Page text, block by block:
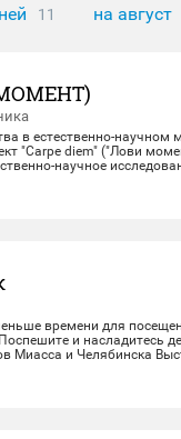
11 на август
МОМЕНТ)
в естественно-научном
"Carpe diem" ("Лови
научное
предлагает
одновременно в
времени для
и насладитесь
Миасса и Челябинска
ЧГИК. Увидеть